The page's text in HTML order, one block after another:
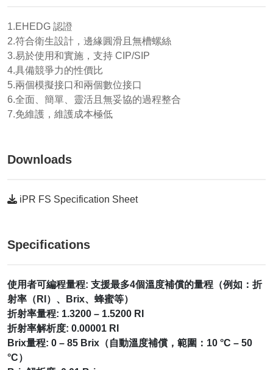
1.EHEDG 認證
2.符合衛生設計，邊緣圓滑且無槽螺絲
3.易於使用和實施，支持 CIP/SIP
4.具備競爭力的性價比
5.兩個模擬接口和兩個數位接口
6.全面、簡單、靈活且無妥協的過程整合
7.免維護，維護成本極低
Downloads
iPR FS Specification Sheet
Specifications
使用者可編程量程: 支援最多4個溫度補償的量程（例如：折
射率（RI）、Brix、蜂蜜等）
折射率量程: 1.3200 – 1.5200 RI
折射率解析度: 0.00001 RI
Brix量程: 0 – 85 Brix（自動溫度補償，範圍：10 °C – 50
°C）